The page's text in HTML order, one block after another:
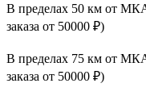
В пределах 50 км от
заказа от 50000 ₽)
В пределах 75 км от
заказа от 50000 ₽)